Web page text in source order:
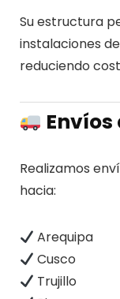
Su estructura
instalaciones
reduciendo
Envíos
Realizamos
hacia:
Arequipa
Cusco
Trujillo